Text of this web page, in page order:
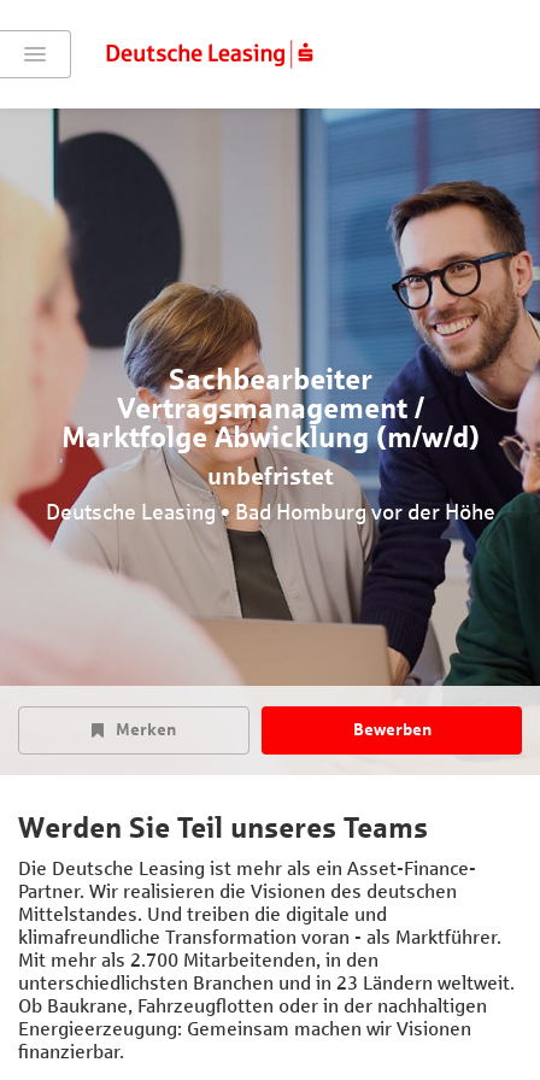
Sachbearbeiter
Vertragsmanagement /
Marktfolge Abwicklung (m/w/d)
unbefristet
Deutsche Leasing • Bad Homburg vor der Höhe
Merken Bewerben
Werden Sie Teil unseres Teams
Die Deutsche Leasing ist mehr als ein Asset-Finance-
Partner. Wir realisieren die Visionen des deutschen
Mittelstandes. Und treiben die digitale und
klimafreundliche Transformation voran - als Marktführer.
Mit mehr als 2.700 Mitarbeitenden, in den
unterschiedlichsten Branchen und in 23 Ländern weltweit.
Ob Baukrane, Fahrzeugflotten oder in der nachhaltigen
Energieerzeugung: Gemeinsam machen wir Visionen
finanzierbar.